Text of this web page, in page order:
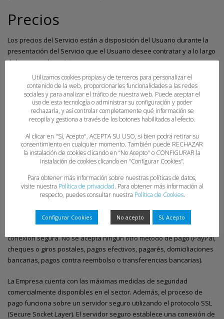
Precios
Los precios del Servicio están a disposición del Usuario durante la
presentación del Servicio que el Usuario desee contratar y a lo largo
del proceso de registro.
Los precios están expresados en euros (impuestos incluidos).
La activación de los servicios para el Usuario se produce de manera
casi instantánea a partir de la validación de la transacción mediante
los métodos de pago habilitados, en la medida que no dependa de
terceros.
Métodos de pago
La tramitación del Servicio se debe realizar a través del TPV virtual
habilitado al efecto en la propia aplicación, que permite pagar con
los datos de su tarjeta durante la confirmación de la compra, si bien
éstos estarán protegidos en todo momento a través de una
conexión segura. No se acepta ningún otro método de pago (PayPal,
cheques o giros postales, pagos efectivos, pagarés, domiciliaciones
bancarias, pagos contra reembolso o transferencias bancarias).
La Empresa cuenta con las máximas medidas de seguridad
comercialmente disponibles en el sector. Además, el proceso de
pago funciona sobre un servidor seguro utilizando el protocolo SSL
(Secure Socket Layer). El servidor seguro establece una conexión de
Utilizamos cookies propias y de terceros para personalizar el
contenido de la web, proporcionarles funcionalidades a las redes
sociales y para analizar el tráfico de nuestra web. Puede aceptar el
uso de esta tecnología o administrar su configuración y poder
rechazarla, y así controlar completamente qué información se
recopila y gestiona a través de los botones habilitados al efecto.
Al clicar en "Sí, Acepto", ACEPTA SU USO, si bien podrá retirar su
consentimiento en cualquier momento. También puede RECHAZAR
la instalación de cookies clicando en “No Acepto" o CONFIGURAR la
instalación de cookies clicando en “Configurar Cookies”.
Para obtener más información sobre nuestras políticas de datos,
visite nuestra Política de privacidad. Para obtener más información al
respecto, puedes consultar nuestra Política de Cookies.
Configurar Cookies No acepto Sí, Acepto